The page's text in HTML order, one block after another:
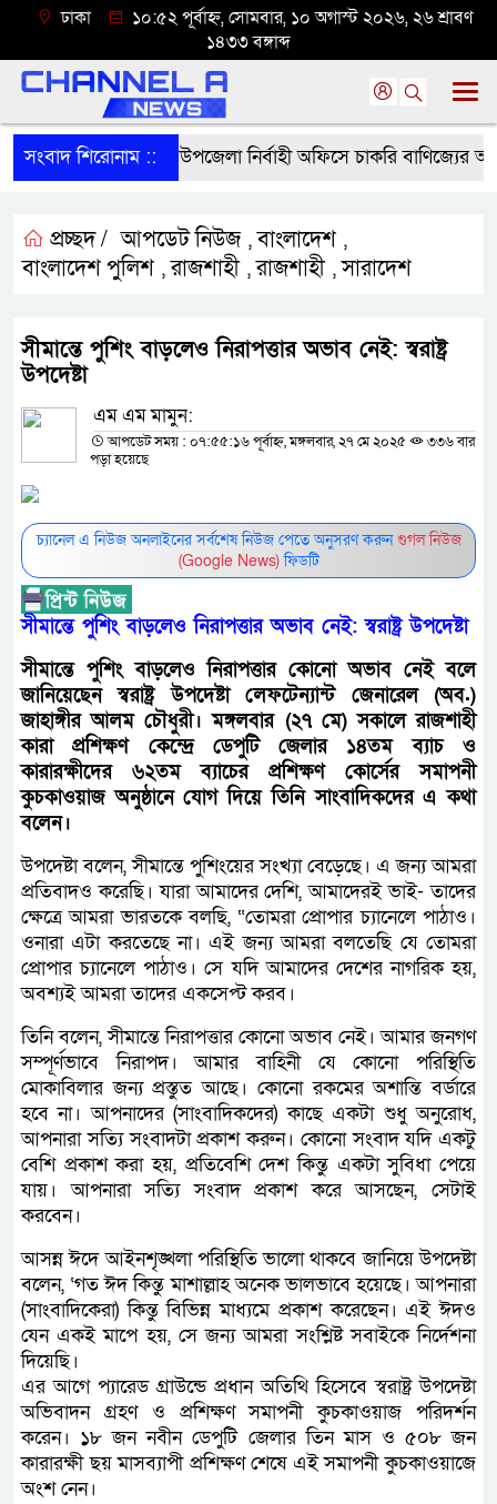
ঢাকা
১০:৫২ পূর্বাহ্ন, সোমবার, ১০ অগাস্ট ২০২৬, ২৬ শ্রাবণ
১৪৩৩ বঙ্গাব্দ
সংবাদ শিরোনাম ::শ্রীবরদী উপজেলা নির্বাহী অফিসে চাকরি বাণিজ্যের
প্রচ্ছদ / আপডেট নিউজ ,বাংলাদেশ ,
বাংলাদেশ পুলিশ ,রাজশাহী ,রাজশাহী ,সারাদেশ
সীমান্তে পুশিং বাড়লেও নিরাপত্তার অভাব নেই: স্বরাষ্ট্র
উপদেষ্টা
এম এম মামুন:
আপডেট সময় : ০৭:৫৫:১৬ পূর্বাহ্ন, মঙ্গলবার, ২৭ মে ২০২৫
৩৩৬ বার
পড়া হয়েছে
চ্যানেল এ নিউজ অনলাইনের সর্বশেষ নিউজ পেতে অনুসরণ করুনগুগল নিউজ
(Google News)ফিডটি
সীমান্তে পুশিং বাড়লেও নিরাপত্তার অভাব নেই: স্বরাষ্ট্র উপদেষ্টা
সীমান্তে পুশিং বাড়লেও নিরাপত্তার কোনো অভাব নেই বলে
জানিয়েছেন স্বরাষ্ট্র উপদেষ্টা লেফটেন্যান্ট জেনারেল (অব.)
জাহাঙ্গীর আলম চৌধুরী। মঙ্গলবার (২৭ মে) সকালে রাজশাহী
কারা প্রশিক্ষণ কেন্দ্রে ডেপুটি জেলার ১৪তম ব্যাচ ও
কারারক্ষীদের ৬২তম ব্যাচের প্রশিক্ষণ কোর্সের সমাপনী
কুচকাওয়াজ অনুষ্ঠানে যোগ দিয়ে তিনি সাংবাদিকদের এ কথা
বলেন।
উপদেষ্টা বলেন, সীমান্তে পুশিংয়ের সংখ্যা বেড়েছে। এ জন্য আমরা
প্রতিবাদও করেছি। যারা আমাদের দেশি, আমাদেরই ভাই- তাদের
ক্ষেত্রে আমরা ভারতকে বলছি, “তোমরা প্রোপার চ্যানেলে পাঠাও।
ওনারা এটা করতেছে না। এই জন্য আমরা বলতেছি যে তোমরা
প্রোপার চ্যানেলে পাঠাও। সে যদি আমাদের দেশের নাগরিক হয়,
অবশ্যই আমরা তাদের একসেপ্ট করব।
তিনি বলেন, সীমান্তে নিরাপত্তার কোনো অভাব নেই। আমার জনগণ
সম্পূর্ণভাবে নিরাপদ। আমার বাহিনী যে কোনো পরিস্থিতি
মোকাবিলার জন্য প্রস্তুত আছে। কোনো রকমের অশান্তি বর্ডারে
হবে না। আপনাদের (সাংবাদিকদের) কাছে একটা শুধু অনুরোধ,
আপনারা সত্যি সংবাদটা প্রকাশ করুন। কোনো সংবাদ যদি একটু
বেশি প্রকাশ করা হয়, প্রতিবেশি দেশ কিন্তু একটা সুবিধা পেয়ে
যায়। আপনারা সত্যি সংবাদ প্রকাশ করে আসছেন, সেটাই
করবেন।
আসন্ন ঈদে আইনশৃঙ্খলা পরিস্থিতি ভালো থাকবে জানিয়ে উপদেষ্টা
বলেন, ‘গত ঈদ কিন্তু মাশাল্লাহ অনেক ভালভাবে হয়েছে। আপনারা
(সাংবাদিকেরা) কিন্তু বিভিন্ন মাধ্যমে প্রকাশ করেছেন। এই ঈদও
যেন একই মাপে হয়, সে জন্য আমরা সংশ্লিষ্ট সবাইকে নির্দেশনা
দিয়েছি।
এর আগে প্যারেড গ্রাউন্ডে প্রধান অতিথি হিসেবে স্বরাষ্ট্র উপদেষ্টা
অভিবাদন গ্রহণ ও প্রশিক্ষণ সমাপনী কুচকাওয়াজ পরিদর্শন
করেন। ১৮ জন নবীন ডেপুটি জেলার তিন মাস ও ৫০৮ জন
কারারক্ষী ছয় মাসব্যাপী প্রশিক্ষণ শেষে এই সমাপনী কুচকাওয়াজে
অংশ নেন।